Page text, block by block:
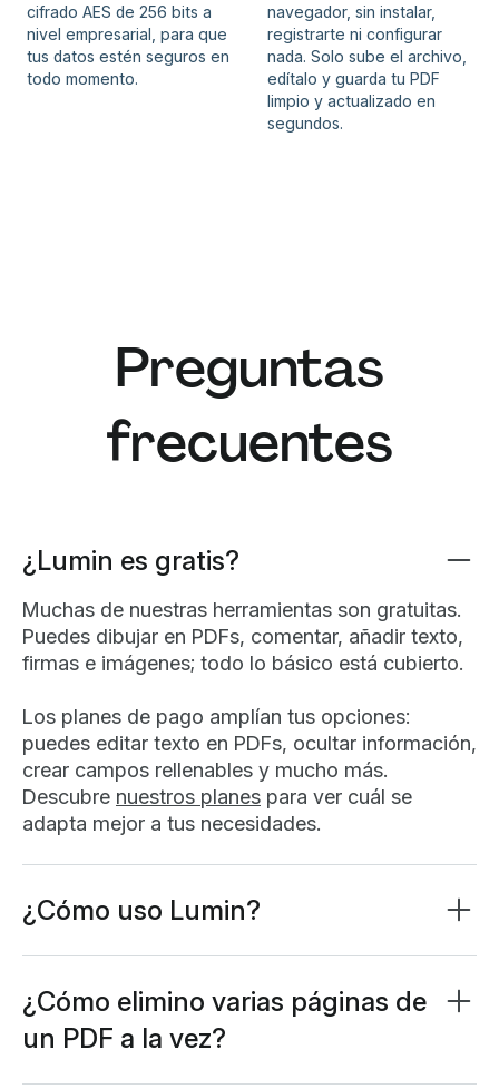
cifrado AES de 256 bits a
nivel empresarial, para que
tus datos estén seguros en
todo momento.
navegador, sin instalar,
registrarte ni configurar
nada. Solo sube el archivo,
edítalo y guarda tu PDF
limpio y actualizado en
segundos.
Preguntas
frecuentes
¿Lumin es gratis?
Muchas de nuestras herramientas son gratuitas.
Puedes dibujar en PDFs, comentar, añadir texto,
firmas e imágenes; todo lo básico está cubierto.
Los planes de pago amplían tus opciones:
puedes editar texto en PDFs, ocultar información,
crear campos rellenables y mucho más.
Descubre nuestros planes para ver cuál se
adapta mejor a tus necesidades.
¿Cómo uso Lumin?
Lumin siempre a mano en tu ordenador. También
tenemos una app para móvil y tablet que incluye
las funciones más populares de Lumin.
¿Cómo elimino varias páginas de
un PDF a la vez?